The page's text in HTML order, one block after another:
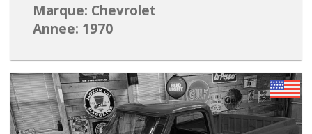
Marque: Chevrolet
Annee: 1970